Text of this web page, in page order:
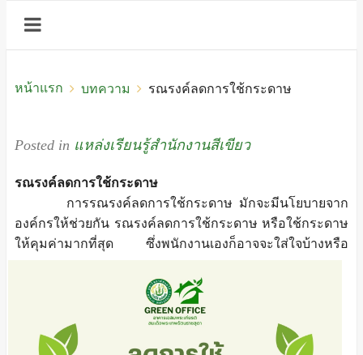
หน้าแรก บทความ รณรงค์ลดการใช้กระดาษ
Posted in แหล่งเรียนรู้สำนักงานสีเขียว
รณรงค์ลดการใช้กระดาษ
การรณรงค์ลดการใช้กระดาษ มักจะมีนโยบายจาก
องค์กรให้ช่วยกัน รณรงค์ลดการใช้กระดาษ หรือใช้กระดาษ
ให้คุมค่ามากที่สุด ซึ่งพนักงานเองก็อาจจะใส่ใจบ้างหรือ